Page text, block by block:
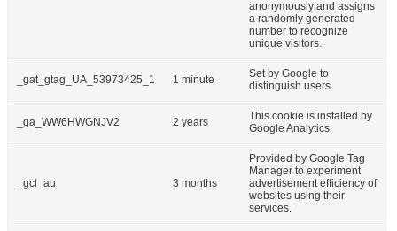
anonymously and assigns
a randomly generated
number to recognize
unique visitors.
_gat_gtag_UA_53973425_1 1 minute
Set by Google to
distinguish users.
_ga_WW6HWGNJV2 2 years
This cookie is installed by
Google Analytics.
_gcl_au 3 months
Provided by Google Tag
Manager to experiment
advertisement efficiency of
websites using their
services.